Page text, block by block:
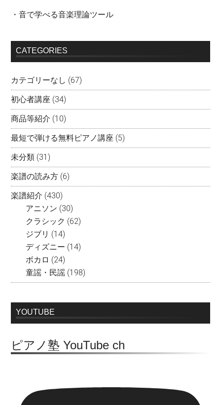
・音で学べる音楽理論ツール
CATEGORIES
カテゴリーなし (67)
初心者講座 (34)
商品等紹介 (10)
最短で弾ける無料ピアノ講座 (5)
未分類 (31)
楽譜の読み方 (6)
楽譜紹介 (430)
アニソン (30)
クラシック (62)
ジブリ (14)
ディズニー (14)
ボカロ (24)
童謡・民謡 (198)
YOUTUBE
ピアノ塾 YouTube ch